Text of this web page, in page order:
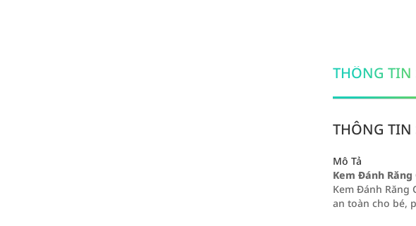
THÔNG TIN
THÔNG TIN
Mô Tả
Kem Đánh Răng
Kem Đánh Răng
an toàn cho bé,